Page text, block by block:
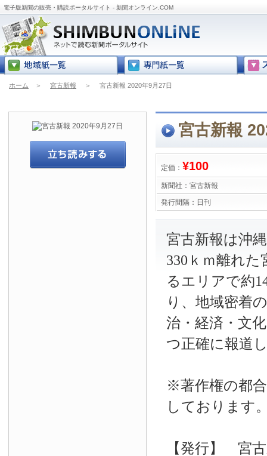
電子版新聞の販売・購読ポータルサイト - 新聞オンライン.COM
ホーム ＞ 宮古新報 ＞ 宮古新報 2020年9月27日
宮古新報
定価： ¥100
新聞社： 宮古新報
発行間隔： 日刊
宮古新報は沖
330ｋｍ離れ
るエリアで約
り、地域密着
治・経済・文
つ正確に報道
※著作権の都
しております
【発行】 宮